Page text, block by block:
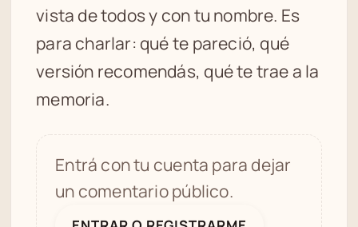
vista de todos y con tu nombre. Es
para charlar: qué te pareció, qué
versión recomendás, qué te trae a la
memoria.
Entrá con tu cuenta para dejar
un comentario público.